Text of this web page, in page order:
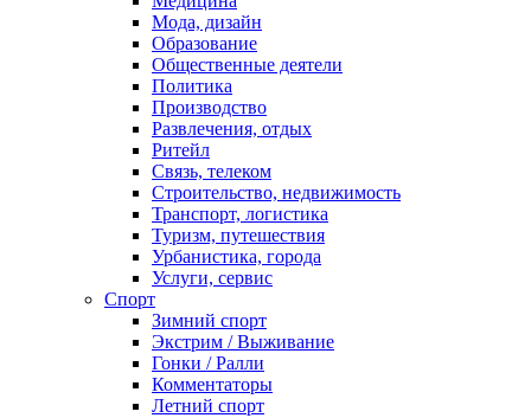
Мода, дизайн
Образование
Общественные деятели
Политика
Производство
Развлечения, отдых
Ритейл
Связь, телеком
Строительство, недвижимость
Транспорт, логистика
Туризм, путешествия
Урбанистика, города
Услуги, сервис
Спорт
Зимний спорт
Экстрим / Выживание
Гонки / Ралли
Комментаторы
Летний спорт